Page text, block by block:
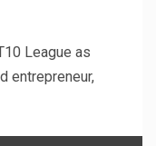
League as
entrepreneur,